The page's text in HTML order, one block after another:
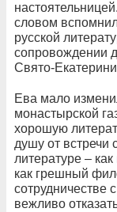
словом
русской
сопровождении
Свято-
Ева мало
монастырской
хорошую
душу от встречи
литературе –
как грешный
сотрудничестве
вежливо